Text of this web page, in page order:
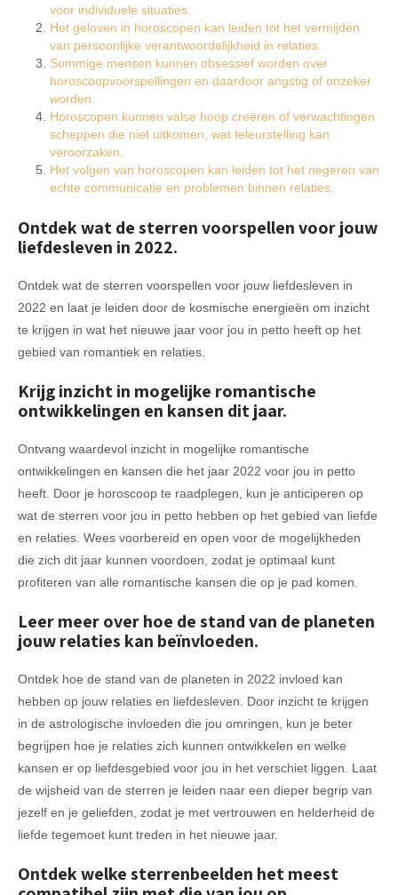
voor individuele situaties.
Het geloven in horoscopen kan leiden tot het vermijden
van persoonlijke verantwoordelijkheid in relaties.
Sommige mensen kunnen obsessief worden over
horoscoopvoorspellingen en daardoor angstig of onzeker
worden.
Horoscopen kunnen valse hoop creëren of verwachtingen
scheppen die niet uitkomen, wat teleurstelling kan
veroorzaken.
Het volgen van horoscopen kan leiden tot het negeren van
echte communicatie en problemen binnen relaties.
Ontdek wat de sterren voorspellen voor jouw
liefdesleven in 2022.
Ontdek wat de sterren voorspellen voor jouw liefdesleven in
2022 en laat je leiden door de kosmische energieën om inzicht
te krijgen in wat het nieuwe jaar voor jou in petto heeft op het
gebied van romantiek en relaties.
Krijg inzicht in mogelijke romantische
ontwikkelingen en kansen dit jaar.
Ontvang waardevol inzicht in mogelijke romantische
ontwikkelingen en kansen die het jaar 2022 voor jou in petto
heeft. Door je horoscoop te raadplegen, kun je anticiperen op
wat de sterren voor jou in petto hebben op het gebied van liefde
en relaties. Wees voorbereid en open voor de mogelijkheden
die zich dit jaar kunnen voordoen, zodat je optimaal kunt
profiteren van alle romantische kansen die op je pad komen.
Leer meer over hoe de stand van de planeten
jouw relaties kan beïnvloeden.
Ontdek hoe de stand van de planeten in 2022 invloed kan
hebben op jouw relaties en liefdesleven. Door inzicht te krijgen
in de astrologische invloeden die jou omringen, kun je beter
begrijpen hoe je relaties zich kunnen ontwikkelen en welke
kansen er op liefdesgebied voor jou in het verschiet liggen. Laat
de wijsheid van de sterren je leiden naar een dieper begrip van
jezelf en je geliefden, zodat je met vertrouwen en helderheid de
liefde tegemoet kunt treden in het nieuwe jaar.
Ontdek welke sterrenbeelden het meest